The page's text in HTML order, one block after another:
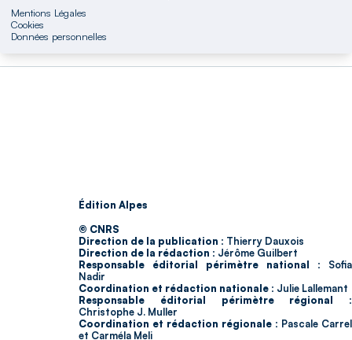
Mentions Légales
Cookies
Données personnelles
Édition Alpes
© CNRS
Direction de la publication : Thierry Dauxois
Direction de la rédaction : Jérôme Guilbert
Responsable éditorial périmètre national : Sofia
Nadir
Coordination et rédaction nationale : Julie Lallemant
Responsable éditorial périmètre régional :
Christophe J. Muller
Coordination et rédaction régionale : Pascale Carrel
et Carméla Meli